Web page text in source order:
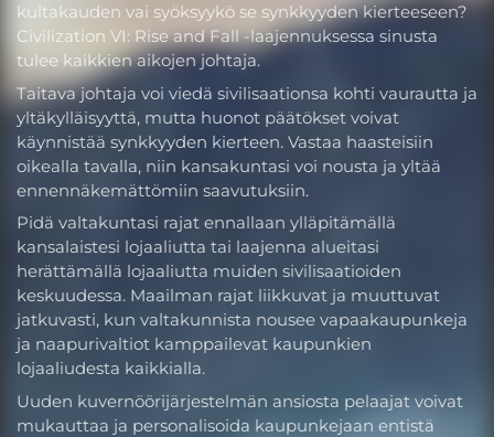
kultakauden vai syöksyykö se synkkyyden kierteeseen?
Civilization VI: Rise and Fall -laajennuksessa sinusta
tulee kaikkien aikojen johtaja.
Taitava johtaja voi viedä sivilisaationsa kohti vaurautta ja
yltäkylläisyyttä, mutta huonot päätökset voivat
käynnistää synkkyyden kierteen. Vastaa haasteisiin
oikealla tavalla, niin kansakuntasi voi nousta ja yltää
ennennäkemättömiin saavutuksiin.
Pidä valtakuntasi rajat ennallaan ylläpitämällä
kansalaistesi lojaaliutta tai laajenna alueitasi
herättämällä lojaaliutta muiden sivilisaatioiden
keskuudessa. Maailman rajat liikkuvat ja muuttuvat
jatkuvasti, kun valtakunnista nousee vapaakaupunkeja
ja naapurivaltiot kamppailevat kaupunkien
lojaaliudesta kaikkialla.
Uuden kuvernöörijärjestelmän ansiosta pelaajat voivat
mukauttaa ja personalisoida kaupunkejaan entistä